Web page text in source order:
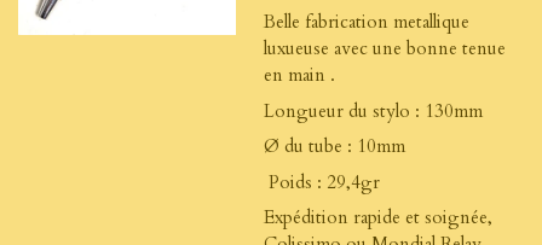
Belle fabrication metallique
luxueuse avec une bonne tenue
en main .
Longueur du stylo : 130mm
Ø du tube : 10mm
Poids : 29,4gr
Expédition rapide et soignée,